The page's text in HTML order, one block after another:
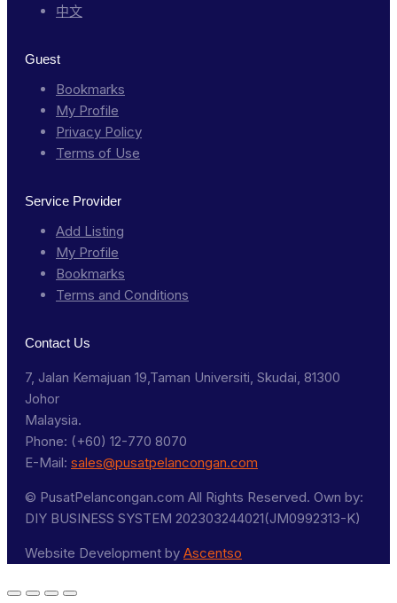
中文
Guest
Bookmarks
My Profile
Privacy Policy
Terms of Use
Service Provider
Add Listing
My Profile
Bookmarks
Terms and Conditions
Contact Us
7, Jalan Kemajuan 19,Taman Universiti, Skudai, 81300
Johor
Malaysia.
Phone: (+60) 12-770 8070
E-Mail: sales@pusatpelancongan.com
© PusatPelancongan.com All Rights Reserved. Own by:
DIY BUSINESS SYSTEM 202303244021(JM0992313-K)
Website Development by Ascentso